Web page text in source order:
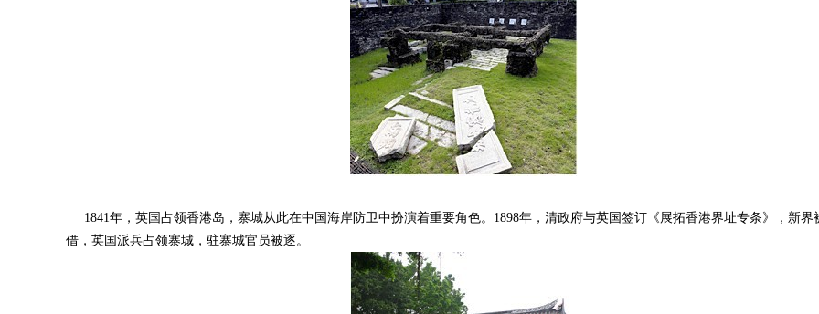
1841年，英国占领香港岛，寨城从此在中国海岸防卫中扮演着重要角色。1898年，清政府与英国签订《展拓香港界址专条》，新界
借，英国派兵占领寨城，驻寨城官员被逐。